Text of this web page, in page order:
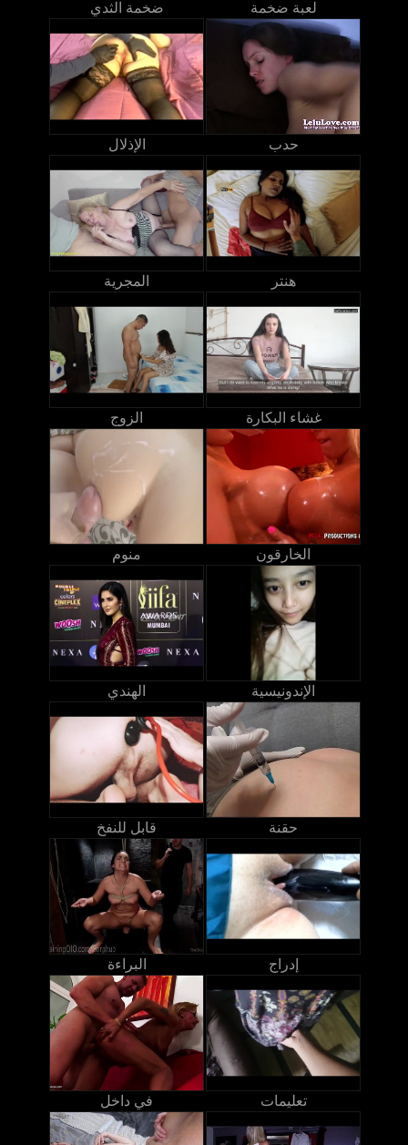
ضخمة الثدي لعبة ضخمة
الإذلال حدب
المجرية هنتر
الزوج غشاء البكارة
منوم الخارقون
الهندي الإندونيسية
قابل للنفخ حقنة
البراءة إدراج
في داخل تعليمات